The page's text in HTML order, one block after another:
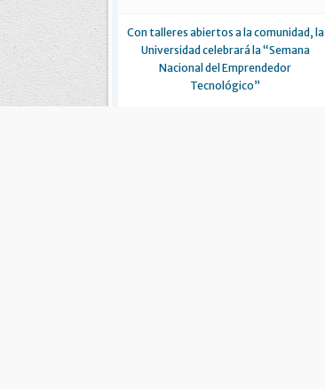
Con talleres abiertos a la comunidad, la
Universidad celebrará la “Semana
Nacional del Emprendedor
Tecnológico”